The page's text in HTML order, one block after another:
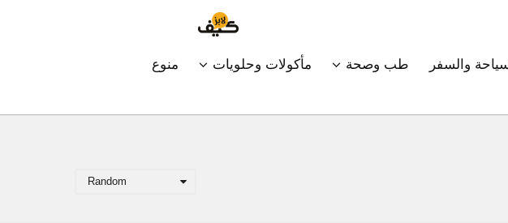
والسفر طب وصحة مأكولات وحلويات منوع
Random